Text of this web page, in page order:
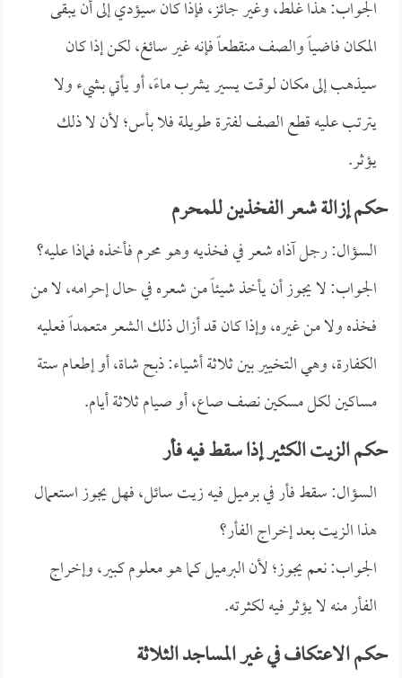
الجواب: هذا غلط، وغير جائز، فإذا كان سيؤدي إلى أن يبقى
المكان فاضياً والصف منقطعاً فإنه غير سائغ، لكن إذا كان
سيذهب إلى مكان لوقت يسير يشرب ماءً، أو يأتي بشيء ولا
يترتب عليه قطع الصف لفترة طويلة فلا بأس؛ لأن لا ذلك
يؤثر.
حكم إزالة شعر الفخذين للمحرم
السؤال: رجل آذاه شعر في فخذيه وهو محرم فأخذه فماذا عليه؟
الجواب: لا يجوز أن يأخذ شيئاً من شعره في حال إحرامه، لا من
فخذه ولا من غيره، وإذا كان قد أزال ذلك الشعر متعمداً فعليه
الكفارة، وهي التخيير بين ثلاثة أشياء: ذبح شاة، أو إطعام ستة
مساكين لكل مسكين نصف صاع، أو صيام ثلاثة أيام.
حكم الزيت الكثير إذا سقط فيه فأر
السؤال: سقط فأر في برميل فيه زيت سائل، فهل يجوز استعمال
هذا الزيت بعد إخراج الفأر؟
الجواب: نعم يجوز؛ لأن البرميل كما هو معلوم كبير، وإخراج
الفأر منه لا يؤثر فيه لكثرته.
حكم الاعتكاف في غير المساجد الثلاثة